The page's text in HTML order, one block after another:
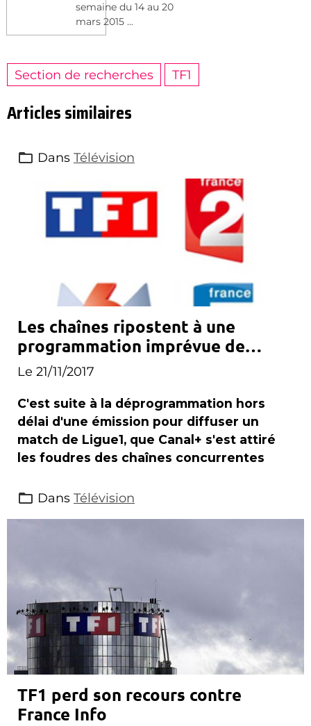
semaine du 14 au 20
mars 2015 ...
Section de recherches TF1
Articles similaires
Dans Télévision
Les chaînes ripostent à une
programmation imprévue de
Canal+
Le 21/11/2017
C'est suite à la déprogrammation hors
délai d'une émission pour diffuser un
match de Ligue1, que Canal+ s'est attiré
les foudres des chaînes concurrentes
Dans Télévision
TF1 perd son recours contre
France Info